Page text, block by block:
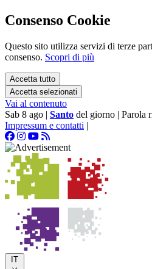
Consenso Cookie
Questo sito utilizza servizi di terze
consenso. Scopri di più
Accetta tutto
Accetta selezionati
Vai al contenuto
Sab 8 ago | Santo del giorno | Parola
Impressum e contatti |
IT